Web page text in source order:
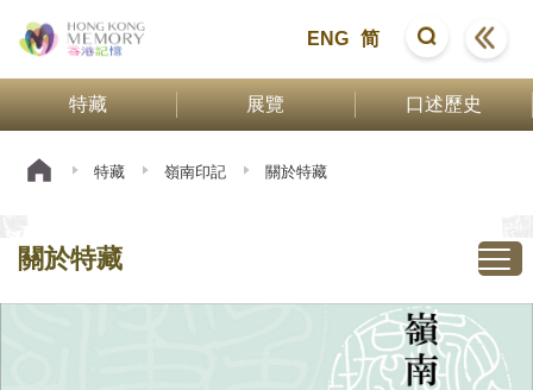
ENG 简
特藏 展覽 口述歷史
特藏 嶺南印記 關於特藏
關於特藏